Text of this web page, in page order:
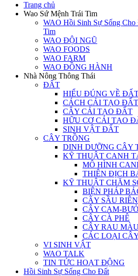
Trang chủ
Wao Sứ Mệnh Trái Tim
WAO Hồi Sinh Sự Sống
Tim
WAO ĐỘI NGŨ
WAO FOODS
WAO FARM
WAO ĐỒNG HÀNH
Nhà Nông Thông Thái
ĐẤT
HIỂU ĐÚNG VỀ
CÁCH CẢI TẠO ĐẤT
CÂY CẢI TẠO ĐẤT
HỮU CƠ CẢI TẠO
SINH VẬT ĐẤT
CÂY TRỒNG
DINH DƯỠNG CÂY
KỸ THUẬT CANH
MÔ HÌNH
THIÊN ĐỊCH
KỸ THUẬT CHĂM
BIỆN PHÁP
CÂY SẦU
CÂY CAM-
CÂY CÀ PHÊ
CÂY RAU
CÁC LOẠI
VI SINH VẬT
WAO TALK
TIN TỨC HOẠT ĐỘNG
Hồi Sinh Sự Sống Cho Đất